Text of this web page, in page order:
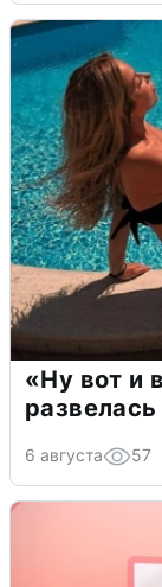
«Ну вот и
6 августа 57